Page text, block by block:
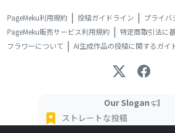
PageMeku利用規約 投稿ガイドライン
プライバ
PageMeku販売サービス利用規約
特定商取引法に
フラワーについて
AI生成作品の投稿に関するガイ
Our Slogan
ストレートな投稿